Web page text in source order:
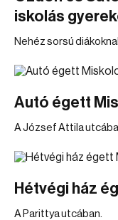
iskolás
Nehéz sorsú
Autó égett
A József Attila
Hétvégi ház
A Parittya utcában.